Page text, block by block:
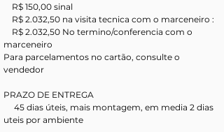
    R$ 150,00 sinal
    R$ 2.032,50 na visita tecnica com o marceneiro :
marceneiro
Para parcelamentos no cartão, consulte o
vendedor
PRAZO DE ENTREGA
uteis por ambiente